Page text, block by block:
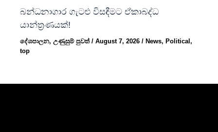
බන්ධනාගාර ගැටළු විසඳීමට ඒකාබද්ධ
යාන්ත්‍රණයක්!
දේශපාලන,උණුසුම් පුවත්/August 7, 2026/News,Political,
top